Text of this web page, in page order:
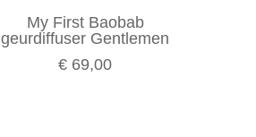
My First Baobab
geurdiffuser Gentlemen
€ 69,00